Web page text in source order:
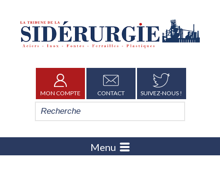
MON COMPTE CONTACT SUIVEZ-NOUS !
Menu